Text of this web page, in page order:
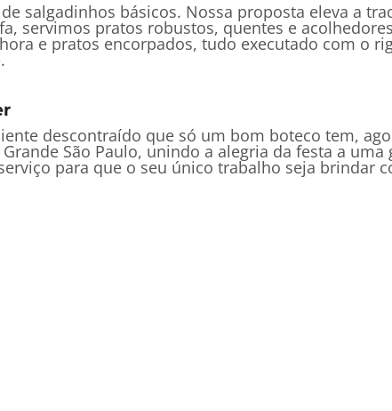
salgadinhos básicos. Nossa proposta eleva a
servimos pratos robustos, quentes e
e pratos encorpados, tudo executado com o
descontraído que só um bom boteco tem,
São Paulo, unindo a alegria da festa a
para que o seu único trabalho seja brindar